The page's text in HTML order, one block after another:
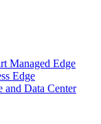
Managed Edge
Edge
and Data Center